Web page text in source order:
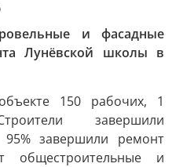
и фасадные
Лунёвской школы в
150 рабочих, 1
завершили
завершили ремонт
общестроительные и